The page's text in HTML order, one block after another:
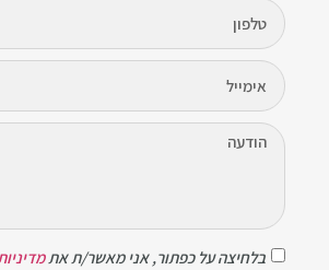
בלחיצה על כפתור, אני מאשר/ת את